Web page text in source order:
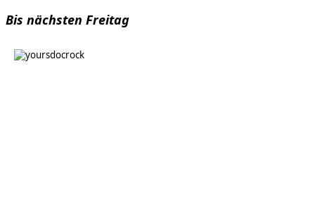
Bis nächsten Freitag